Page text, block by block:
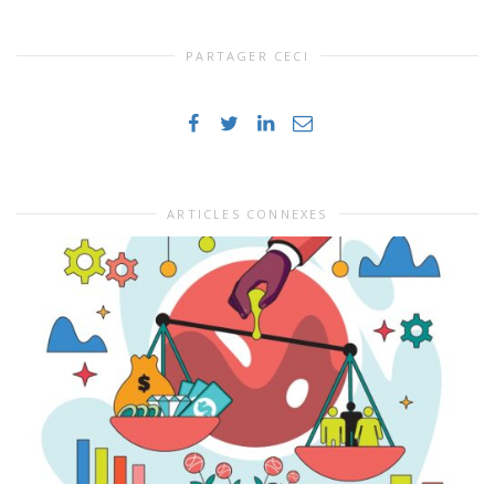
PARTAGER CECI
ARTICLES CONNEXES